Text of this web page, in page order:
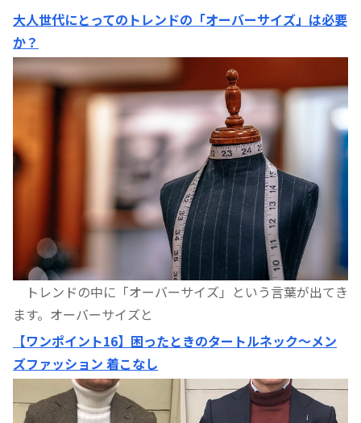
大人世代にとってのトレンドの「オーバーサイズ」は必要
か？
トレンドの中に「オーバーサイズ」という言葉が出てき
ます。オーバーサイズと
【ワンポイント16】困ったときのタートルネック〜メン
ズファッション 着こなし